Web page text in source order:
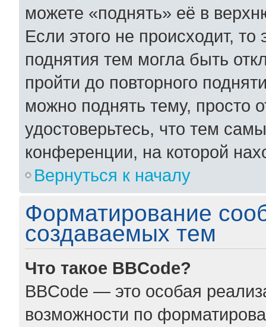
можете «поднять» её в
Если этого не происходит, то
поднятия тем могла быть
пройти до повторного
можно поднять тему, просто
удостоверьтесь, что тем
конференции, на которой
Вернуться к началу
Форматирование
создаваемых тем
Что такое BBCode?
BBCode — это особая
возможности по